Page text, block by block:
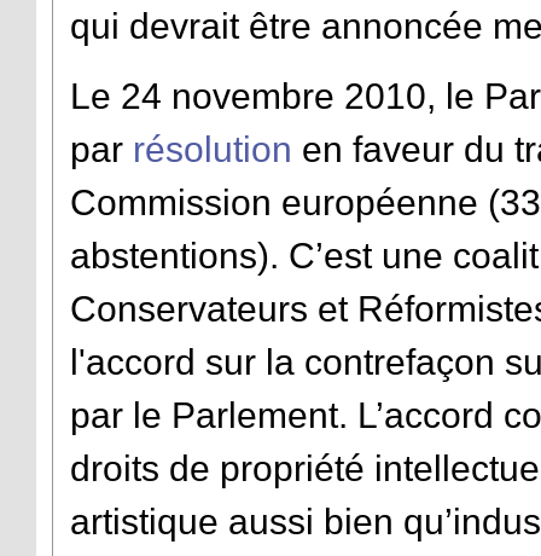
qui devrait être annoncée
Le 24 novembre 2010, le
par résolution en faveur du
Commission européenne
abstentions). C’est une
Conservateurs et
l'accord sur la contrefaçon
par le Parlement. L’accord
droits de propriété
artistique aussi bien